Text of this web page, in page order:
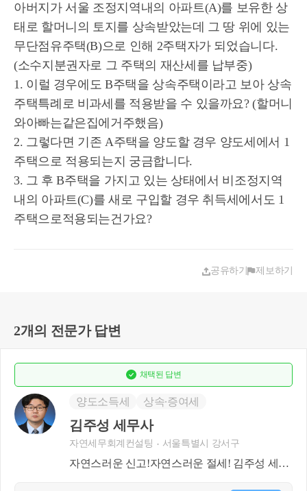
아버지가 서울 조정지역내의 아파트(A)를 보유한 상
태로 할머니의 토지를 상속받았는데 그 땅 위에 있는
무단점유주택(B)으로 인해 2주택자가 되었습니다.
(소수지분권자로 그 주택의 재산세를 납부중)
1. 이럴 경우에도 B주택을 상속주택이라고 보아 상속
주택특례로 비과세를 적용받을 수 있을까요? (할머니
와아빠는같은집에거주했음)
2. 그렇다면 기존 A주택을 양도할 경우 양도세에서 1
주택으로 적용되는지 궁금합니다.
3. 그 후 B주택을 가지고 있는 상태에서 비조정지역
내의 아파트(C)를 새로 구입할 경우 취득세에서도 1
주택으로적용되는건가요?
공유하기 제보하기
2개의 전문가 답변
채택된 답변
양도소득세 상속∙증여세
김주성 세무사
자연세무회계컨설팅 서울특별시 강서구
자연스러운 신고!자연스러운 절세! 김주성 세무